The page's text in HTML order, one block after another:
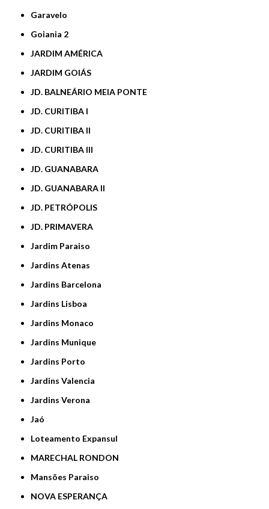
Garavelo
Goiania 2
JARDIM AMÉRICA
JARDIM GOIÁS
JD. BALNEÁRIO MEIA PONTE
JD. CURITIBA I
JD. CURITIBA II
JD. CURITIBA III
JD. GUANABARA
JD. GUANABARA II
JD. PETRÓPOLIS
JD. PRIMAVERA
Jardim Paraiso
Jardins Atenas
Jardins Barcelona
Jardins Lisboa
Jardins Monaco
Jardins Munique
Jardins Porto
Jardins Valencia
Jardins Verona
Jaó
Loteamento Expansul
MARECHAL RONDON
Mansões Paraiso
NOVA ESPERANÇA